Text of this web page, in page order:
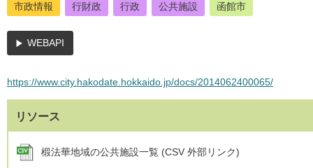
市政情報 行財政 行政 公共施設 函館市
WEBAPI
https://www.city.hakodate.hokkaido.jp/docs/2014062400065/
リソース
椴法華地域の公共施設一覧 (CSV 外部リンク)